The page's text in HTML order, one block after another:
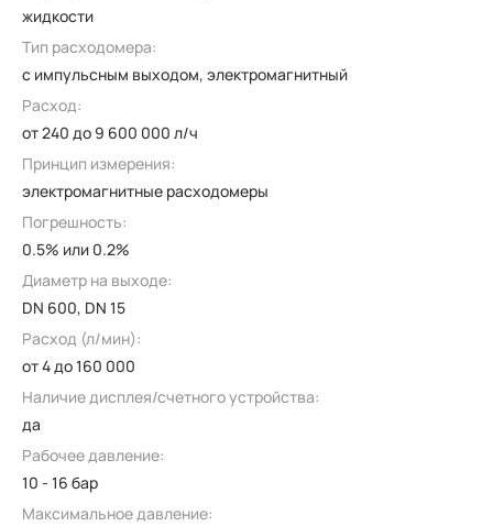
жидкости
Тип расходомера:
с импульсным выходом, электромагнитный
Расход:
от 240 до 9 600 000 л/ч
Принцип измерения:
электромагнитные расходомеры
Погрешность:
0.5% или 0.2%
Диаметр на выходе:
DN 600, DN 15
Расход (л/мин):
от 4 до 160 000
Наличие дисплея/счетного устройства:
да
Рабочее давление:
10 - 16 бар
Максимальное давление: